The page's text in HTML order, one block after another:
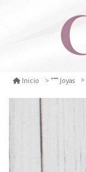
Inicio Joyas